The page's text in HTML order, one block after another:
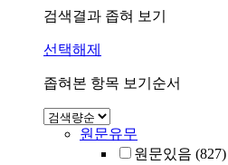
검색결과 좁혀 보기
선택해제
좁혀본 항목 보기순서
원문유무
원문있음 (827)